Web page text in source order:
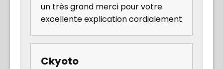
un très grand merci pour votre
excellente explication cordialement
Ckyoto